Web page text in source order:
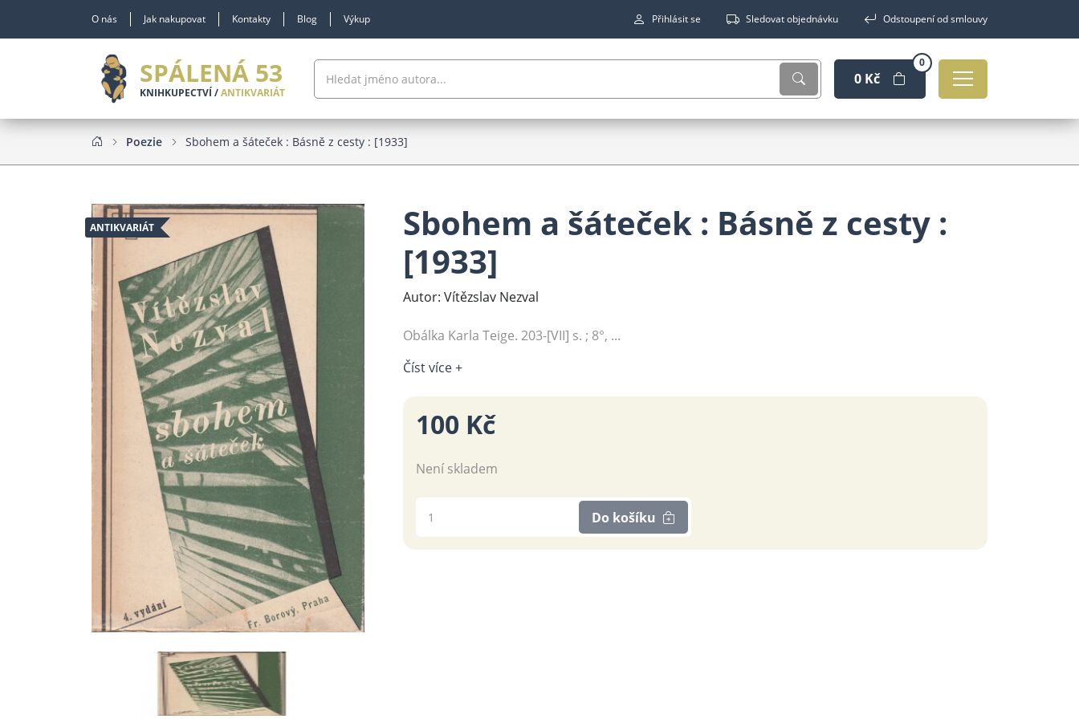
O nás Jak nakupovat Kontakty Blog Výkup Přihlásit se Sledovat objednávku Odstoupení od smlouvy
SPÁLENÁ 53
KNIHKUPECTVÍ /ANTIKVARIÁT
0 Kč
0
Poezie Sbohem a šáteček : Básně z cesty : [1933]
ANTIKVARIÁT
Sbohem a šáteček : Básně z cesty :
[1933]
Autor: Vítězslav Nezval
Obálka Karla Teige. 203-[VII] s. ; 8°, ...
Číst více +
100 Kč
Není skladem
Do košíku